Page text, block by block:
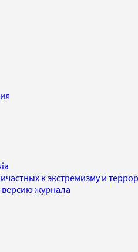
к экстремизму и
журнала